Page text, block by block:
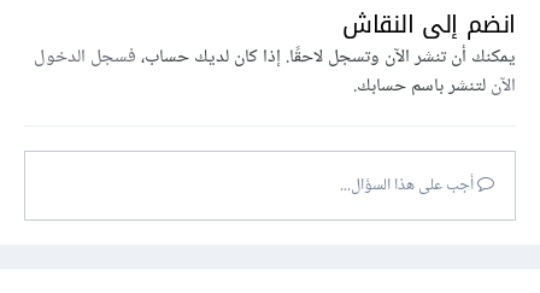
انضم إلى النقاش
يمكنك أن تنشر الآن وتسجل لاحقًا. إذا كان لديك حساب،فسجل الدخول
الآنلتنشر باسم حسابك.
أجب على هذا السؤال...